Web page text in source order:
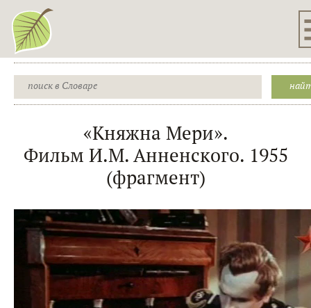
«Княжна Мери».
Фильм И.М. Анненского. 1955
(фрагмент)